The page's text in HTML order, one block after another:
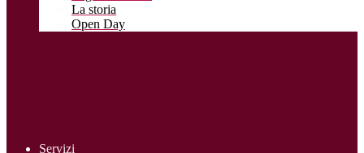
La storia
Open Day
Servizi